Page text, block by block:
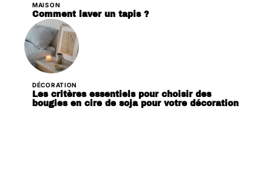
MAISON
Comment laver un tapis ?
DÉCORATION
Les critères essentiels pour choisir des
bougies en cire de soja pour votre décoration